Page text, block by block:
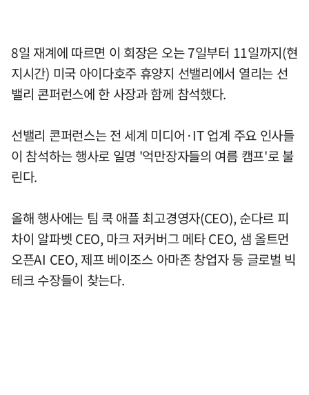
8일 재계에 따르면 이 회장은 오는 7일부터 11일까지(현
지시간) 미국 아이다호주 휴양지 선밸리에서 열리는 선
밸리 콘퍼런스에 한 사장과 함께 참석했다.
선밸리 콘퍼런스는 전 세계 미디어·IT 업계 주요 인사들
이 참석하는 행사로 일명 '억만장자들의 여름 캠프'로 불
린다.
올해 행사에는 팀 쿡 애플 최고경영자(CEO), 순다르 피
차이 알파벳 CEO, 마크 저커버그 메타 CEO, 샘 올트먼
오픈AI CEO, 제프 베이조스 아마존 창업자 등 글로벌 빅
테크 수장들이 찾는다.